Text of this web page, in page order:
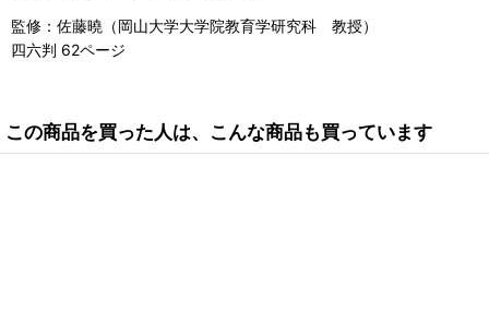
監修：佐藤曉（岡山大学大学院教育学研究科 教授）
四六判 62ページ
この商品を買った人は、こんな商品も買っています